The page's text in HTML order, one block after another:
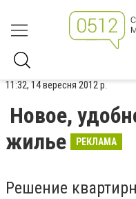
11:32, 14 вересня 2012 р.
Новое,
жилье
РЕКЛАМА
Решение